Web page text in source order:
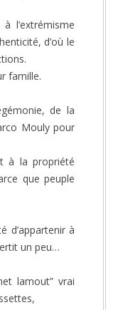
l’extrémisme
d’où le
famille.
de la
Mouly pour
à la propriété
que peuple
d’appartenir à
un peu…
lamout” vrai